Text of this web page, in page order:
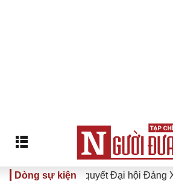
Dòng sự kiện
Đưa Nghị quyết Đại hội Đảng XIV